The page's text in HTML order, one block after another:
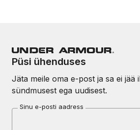
Püsi ühenduses
Jäta meile oma e-post ja sa ei jää
sündmusest ega uudisest.
Sinu e-posti aadress